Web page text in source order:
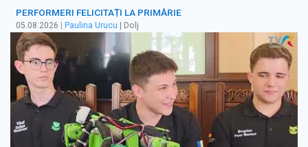
PERFORMERI FELICITAȚI LA PRIMĂRIE
05.08.2026 Paulina Urucu | Dolj